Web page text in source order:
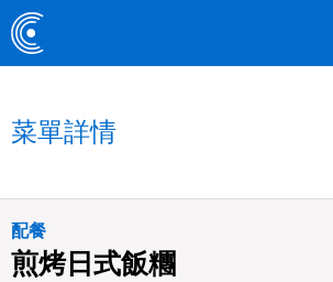
菜單詳情
配餐
煎烤日式飯糰